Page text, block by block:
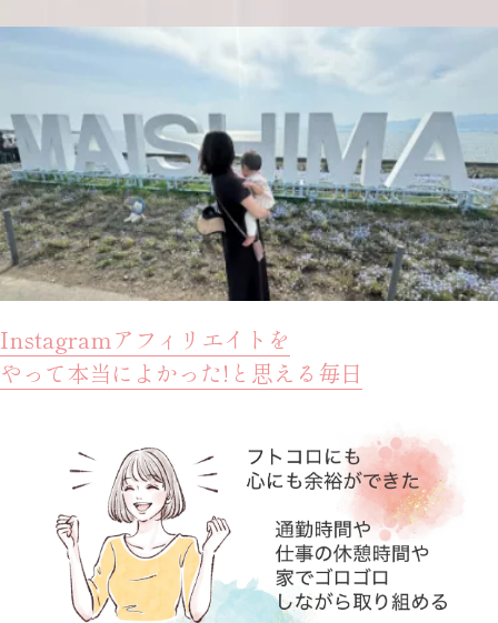
Instagramアフィリエイトを
やって本当によかった!と思える毎日